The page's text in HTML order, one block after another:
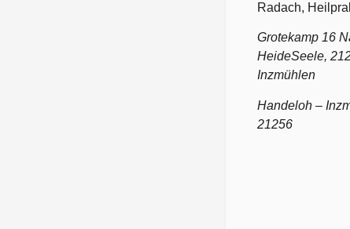
Radach,
Grotekamp 16
HeideSeele,
Inzmühlen
Handeloh –
21256